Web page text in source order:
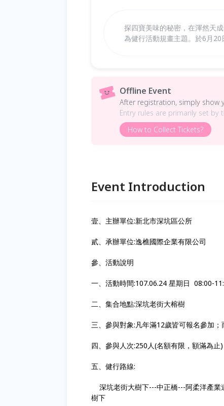
探四寶美味的秘密，在渾然天
為健行活動規畫主題。於6月
Offline Event
After registration, simply show
Entry rules are primarily set by
How to Collect Tickets?
Event Introduction
壹、主辦單位:新北市深坑區公所
貳、承辦單位:逸樵國際企業有限公司
參、活動說明
一、活動時間:107.06.24 星期日 08:00-
二、集合地點:深坑老街大榕樹
三、參與對象:凡年滿12歲皆可報名參加
四、參與人次:250人(名額有限，額滿為止)
五、健行路線:
深坑老街大樹下---中正橋---阿柔洋產
樹下